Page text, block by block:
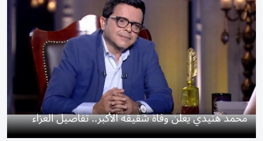
محمد هنيدي يعلن وفاة شقيقه الأكبر.. تفاصيل العزاء